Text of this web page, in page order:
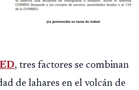
, tres factores se combinan
de lahares en el volcán de